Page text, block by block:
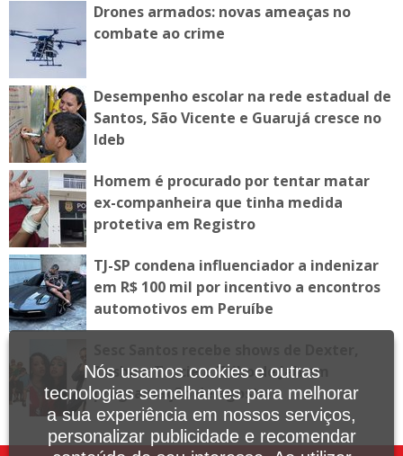
Drones armados: novas ameaças no
combate ao crime
Desempenho escolar na rede estadual de
Santos, São Vicente e Guarujá cresce no
Ideb
Homem é procurado por tentar matar
ex-companheira que tinha medida
protetiva em Registro
TJ-SP condena influenciador a indenizar
em R$ 100 mil por incentivo a encontros
automotivos em Peruíbe
Tasha e Tracie e Tribo de Jah em
programação de agosto
Nós usamos cookies e outras
tecnologias semelhantes para melhorar
a sua experiência em nossos serviços,
personalizar publicidade e recomendar